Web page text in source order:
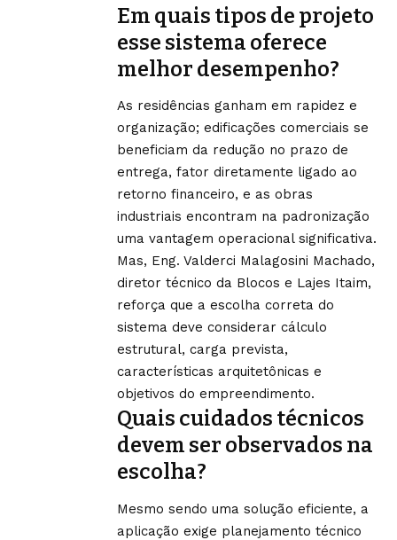
Em quais tipos de projeto
esse sistema oferece
melhor desempenho?
As residências ganham em rapidez e
organização; edificações comerciais se
beneficiam da redução no prazo de
entrega, fator diretamente ligado ao
retorno financeiro, e as obras
industriais encontram na padronização
uma vantagem operacional significativa.
Mas, Eng. Valderci Malagosini Machado,
diretor técnico da Blocos e Lajes Itaim,
reforça que a escolha correta do
sistema deve considerar cálculo
estrutural, carga prevista,
características arquitetônicas e
objetivos do empreendimento.
Quais cuidados técnicos
devem ser observados na
escolha?
Mesmo sendo uma solução eficiente, a
aplicação exige planejamento técnico